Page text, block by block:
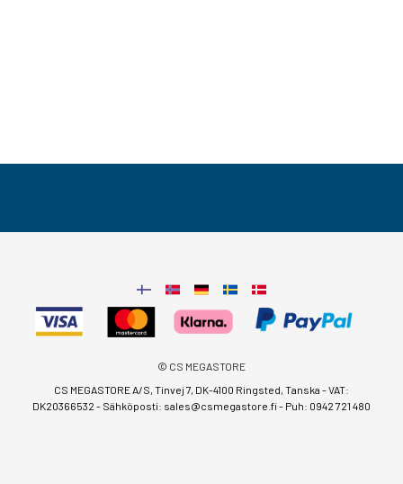
© CS MEGASTORE
CS MEGASTORE A/S, Tinvej 7, DK-4100 Ringsted, Tanska - VAT:
DK20366532 - Sähköposti: sales@csmegastore.fi- Puh: 0942 721 480